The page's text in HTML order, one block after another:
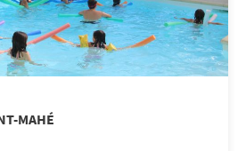
MAHÉ